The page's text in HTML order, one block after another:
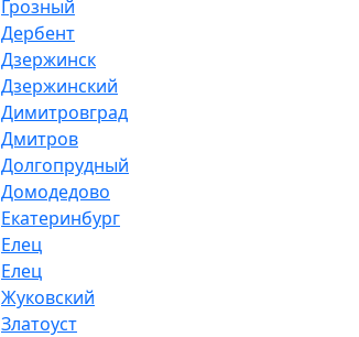
Грозный
Дербент
Дзержинск
Дзержинский
Димитровград
Дмитров
Долгопрудный
Домодедово
Екатеринбург
Елец
Елец
Жуковский
Златоуст